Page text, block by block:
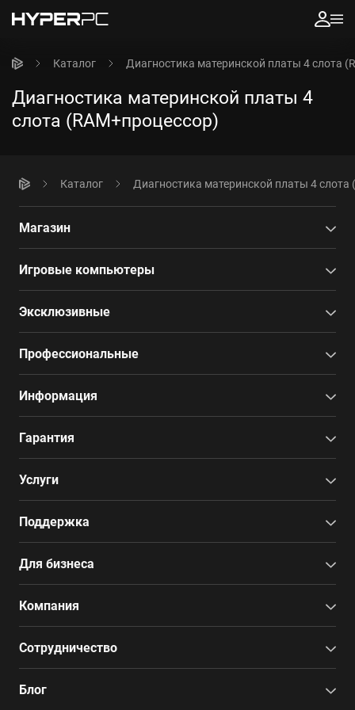
Каталог Диагностика материнской платы 4 слота
Диагностика материнской платы 4
слота (RAM+процессор)
Каталог Диагностика материнской платы 4 слота
Магазин
Игровые компьютеры
Эксклюзивные
Профессиональные
Информация
Гарантия
Услуги
Поддержка
Для бизнеса
Компания
Сотрудничество
Блог